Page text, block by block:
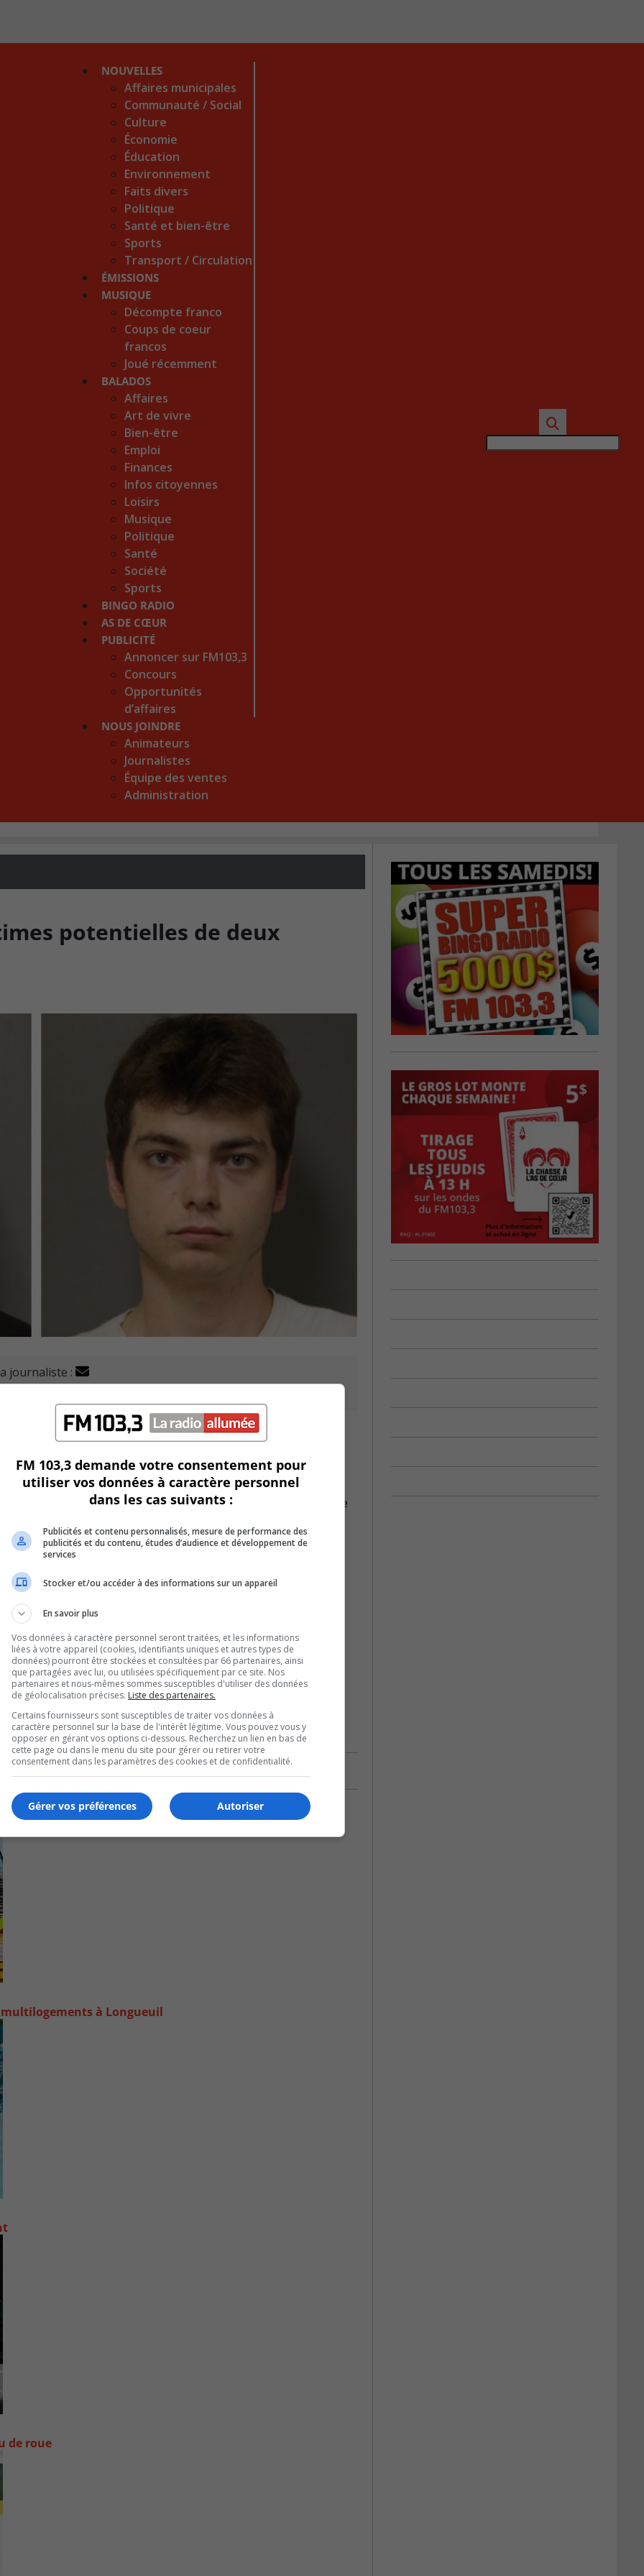
NOUVELLES
Affaires municipales
Communauté / Social
Culture
Économie
Éducation
Environnement
Faits divers
Politique
Santé et bien-être
Sports
Transport / Circulation
ÉMISSIONS
MUSIQUE
Décompte franco
Coups de coeur
francos
Joué récemment
BALADOS
Affaires
Art de vivre
Bien-être
Emploi
Finances
Infos citoyennes
Loisirs
Musique
Politique
Santé
Société
Sports
BINGO RADIO
AS DE CŒUR
PUBLICITÉ
Annoncer sur FM103,3
Concours
Opportunités
d’affaires
NOUS JOINDRE
Animateurs
Journalistes
Équipe des ventes
Administration
potentielles de deux
journaliste :
demande l’aide du public pour retracer d’éventuelles
tous deux âgés de 21 ans.
après plusieurs dénonciations pour des activités
depuis quatre ans.
d’avantages matériels, de publicité de services sexuels, de
des femmes majeures pourraient être portées.
de Longueuil.
sociaux en utilisant de faux noms.
le SPAL au 450 463-7192.
à Longueuil
de roue
FM 103,3 demande votre consentement pour
utiliser vos données à caractère personnel
dans les cas suivants :
Publicités et contenu personnalisés, mesure de performance des
publicités et du contenu, études d’audience et développement de
services
Stocker et/ou accéder à des informations sur un appareil
En savoir plus
Vos données à caractère personnel seront traitées, et les informations
liées à votre appareil (cookies, identifiants uniques et autres types de
données) pourront être stockées et consultées par 66 partenaires, ainsi
que partagées avec lui, ou utilisées spécifiquement par ce site. Nos
partenaires et nous-mêmes sommes susceptibles d'utiliser des données
de géolocalisation précises. Liste des partenaires.
Certains fournisseurs sont susceptibles de traiter vos données à
caractère personnel sur la base de l'intérêt légitime. Vous pouvez vous y
opposer en gérant vos options ci-dessous. Recherchez un lien en bas de
cette page ou dans le menu du site pour gérer ou retirer votre
consentement dans les paramètres des cookies et de confidentialité.
Autoriser
Gérer vos préférences